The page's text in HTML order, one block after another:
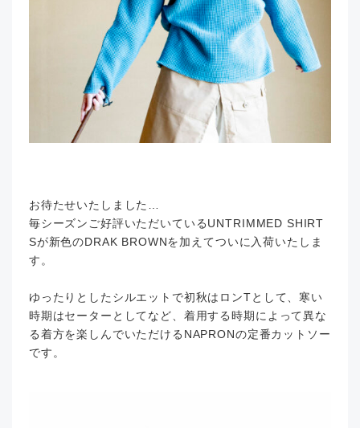
お待たせいたしました…
毎シーズンご好評いただいているUNTRIMMED SHIRT
Sが新色のDRAK BROWNを加えてついに入荷いたしま
す。
ゆったりとしたシルエットで初秋はロンTとして、寒い
時期はセーターとしてなど、着用する時期によって異な
る着方を楽しんでいただけるNAPRONの定番カットソー
です。